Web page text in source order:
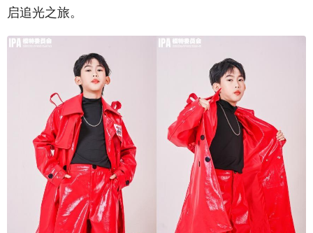
启追光之旅。